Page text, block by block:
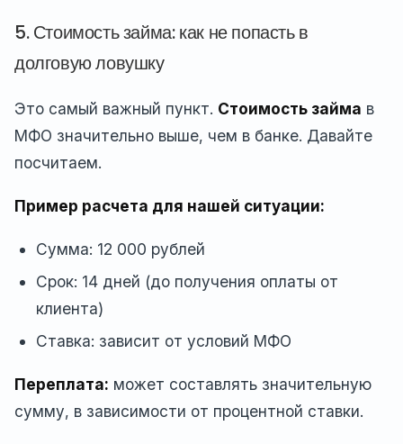
5. Стоимость займа: как не попасть в
долговую ловушку
Это самый важный пункт. Стоимость займа в
МФО значительно выше, чем в банке. Давайте
посчитаем.
Пример расчета для нашей ситуации:
Сумма: 12 000 рублей
Срок: 14 дней (до получения оплаты от
клиента)
Ставка: зависит от условий МФО
Переплата: может составлять значительную
сумму, в зависимости от процентной ставки.